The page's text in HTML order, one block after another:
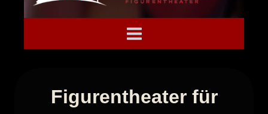
Figurentheater für